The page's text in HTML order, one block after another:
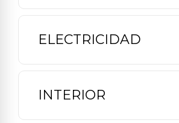
ELECTRICIDAD
INTERIOR